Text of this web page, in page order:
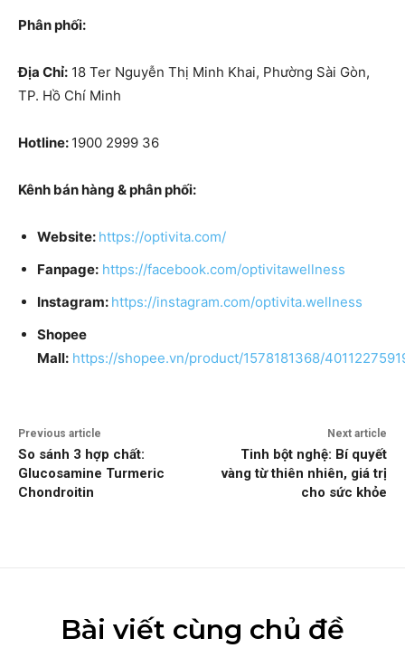
Phân phối:
Địa Chỉ: 18 Ter Nguyễn Thị Minh Khai, Phường Sài Gòn,
TP. Hồ Chí Minh
Hotline: 1900 2999 36
Kênh bán hàng & phân phối:
Website: https://optivita.com/
Fanpage: https://facebook.com/optivitawellness
Instagram: https://instagram.com/optivita.wellness
Shopee
Mall: https://shopee.vn/product/1578181368/
Previous article
So sánh 3 hợp chất:
Glucosamine Turmeric
Chondroitin
Next article
Tinh bột nghệ: Bí quyết
vàng từ thiên nhiên, giá trị
cho sức khỏe
Bài viết cùng chủ đề